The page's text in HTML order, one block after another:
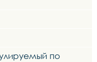
по